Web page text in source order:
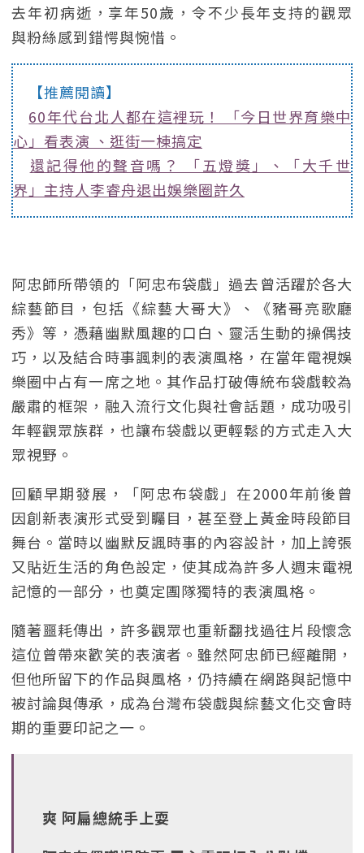
去年初病逝，享年50歲，令不少長年支持的觀眾
與粉絲感到錯愕與惋惜。
【推薦閱讀】
60年代台北人都在這裡玩！ 「今日世界育樂中
心」看表演 、逛街一棟搞定
還記得他的聲音嗎？ 「五燈獎」、「大千世
界」主持人李睿舟退出娛樂圈許久
阿忠師所帶領的「阿忠布袋戲」過去曾活躍於各大
綜藝節目，包括《綜藝大哥大》、《豬哥亮歌廳
秀》等，憑藉幽默風趣的口白、靈活生動的操偶技
巧，以及結合時事諷刺的表演風格，在當年電視娛
樂圈中占有一席之地。其作品打破傳統布袋戲較為
嚴肅的框架，融入流行文化與社會話題，成功吸引
年輕觀眾族群，也讓布袋戲以更輕鬆的方式走入大
眾視野。
回顧早期發展，「阿忠布袋戲」在2000年前後曾
因創新表演形式受到矚目，甚至登上黃金時段節目
舞台。當時以幽默反諷時事的內容設計，加上誇張
又貼近生活的角色設定，使其成為許多人週末電視
記憶的一部分，也奠定團隊獨特的表演風格。
隨著噩耗傳出，許多觀眾也重新翻找過往片段懷念
這位曾帶來歡笑的表演者。雖然阿忠師已經離開，
但他所留下的作品與風格，仍持續在網路與記憶中
被討論與傳承，成為台灣布袋戲與綜藝文化交會時
期的重要印記之一。
爽 阿扁總統手上耍